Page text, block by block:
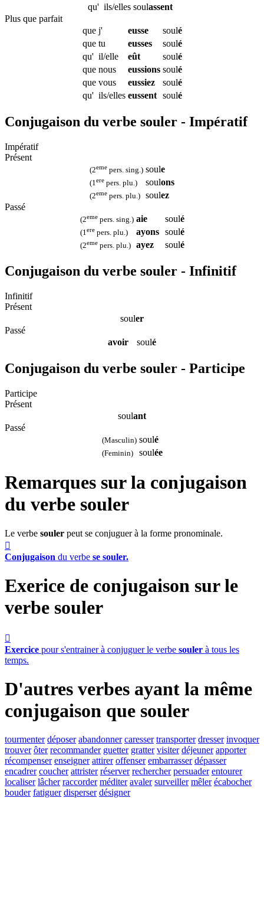
qu' ils/elles soulassent
Plus que parfait
que j' eusse soulé
que tu eusses soulé
qu' il/elle eût soulé
que nous eussions soulé
que vous eussiez soulé
qu' ils/elles eussent soulé
Conjugaison du verbe souler - Impératif
Impératif
Présent
(2eme pers. sing.) soule
(1ere pers. plu.) soulons
(2eme pers. plu.) soulez
Passé
(2emepers. sing.) aie soulé
(1erepers. plu.) ayons soulé
(2emepers. plu.) ayez soulé
Conjugaison du verbe souler - Infinitif
Infinitif
Présent
souler
Passé
avoir
soulé
Conjugaison du verbe souler - Participe
Participe
Présent
soulant
Passé
(Masculin) soulé
(Feminin) soulée
Remarques sur la conjugaison
du verbe souler
Le verbe souler peut se conjuguer à la forme pronominale.

Conjugaison du verbe se souler.
Exerice de conjugaison sur le
verbe souler

Exercice pour s'entrainer à conjuguer le verbe souler à tous les
temps.
D'autres verbes ayant la même
conjugaison que souler
tourmenter déposer abandonner caresser transporter dresser invoquer
trouver ôter recommander guetter gratter visiter déjeuner apporter
récompenser enseigner attirer offenser embarrasser dépasser
encadrer coucher attrister réserver rechercher persuader entourer
localiser lâcher raccorder méditer avaler surveiller mêler écabocher
bouder fatiguer disperser désigner